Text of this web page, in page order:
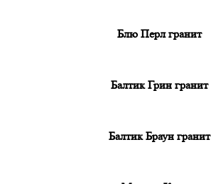
Блю Перл гранит
Балтик Грин гранит
Балтик Браун гранит